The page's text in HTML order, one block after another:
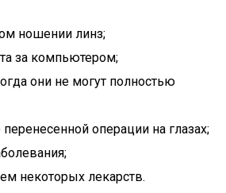
ношении линз;
за компьютером;
они не могут полностью
операции на глазах;
некоторых лекарств.